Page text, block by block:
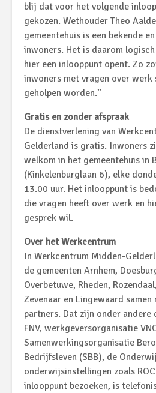
blij dat voor het volgende
gekozen. Wethouder Theo
gemeentehuis is een bekende
inwoners. Het is daarom
hier een inlooppunt opent. Zo
inwoners met vragen over werk
geholpen worden.”
Gratis en zonder afspraak
De dienstverlening van
Gelderland is gratis. Inwoners
welkom in het gemeentehuis in
(Kinkelenburglaan 6), elke
13.00 uur. Het inlooppunt is
die vragen heeft over werk en
gesprek wil.
Over het Werkcentrum
In Werkcentrum Midden-
de gemeenten Arnhem,
Overbetuwe, Rheden,
Zevenaar en Lingewaard
partners. Dat zijn onder andere
FNV, werkgeversorganisatie
Samenwerkingsorganisatie
Bedrijfsleven (SBB), de
onderwijsinstellingen zoals
inlooppunt bezoeken, is